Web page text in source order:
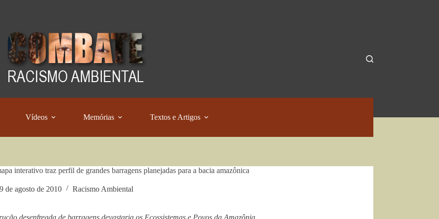
Vídeos Memórias Textos e Artigos
interativo traz perfil de grandes barragens planejadas para a bacia amazônica
de agosto de 2010 Racismo Ambiental
desenfreada de barragens devastaria os Ecossistemas e Povos da Amazônia